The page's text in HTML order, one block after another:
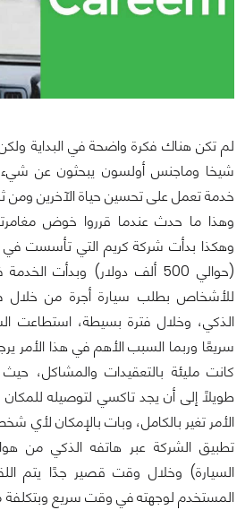
لم تكن هناك فكرة واضحة في البداية
شيخا وماجنس أولسون يبحثون عن شيء
خدمة تعمل على تحسين حياة الآخرين ومن
وهذا ما حدث عندما قرروا خوض
(حوالي 500 ألف دولار)
للأشخاص بطلب سيارة أجرة من
الذكي، وخلال فترة بسيطة، استطاعت
سريعًا وربما السبب الأهم في هذا الأمر
كانت مليئة بالتعقيدات والمشاكل،
طويلًا إلى أن يجد تاكسي لتوصيله
الأمر تغير بالكامل، وبات بالإمكان
تطبيق الشركة عبر هاتفه الذكي من
السيارة) وخلال وقت قصير جدًا يتم
المستخدم لوجهته في وقت سريع وبتكلفة